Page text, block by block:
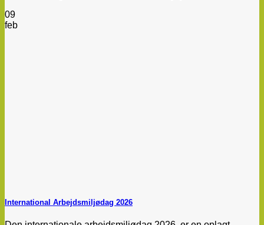
09
feb
International Arbejdsmiljødag 2026